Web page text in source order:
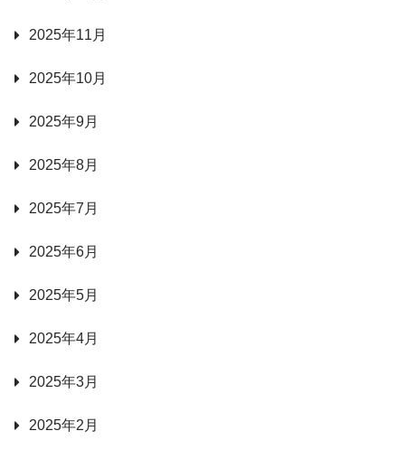
2025年11月
2025年10月
2025年9月
2025年8月
2025年7月
2025年6月
2025年5月
2025年4月
2025年3月
2025年2月